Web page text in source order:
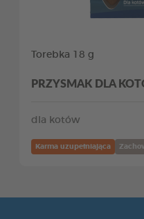
Torebka 18 g
PRZYSMAK DLA
dla kotów
Karma uzupełniająca